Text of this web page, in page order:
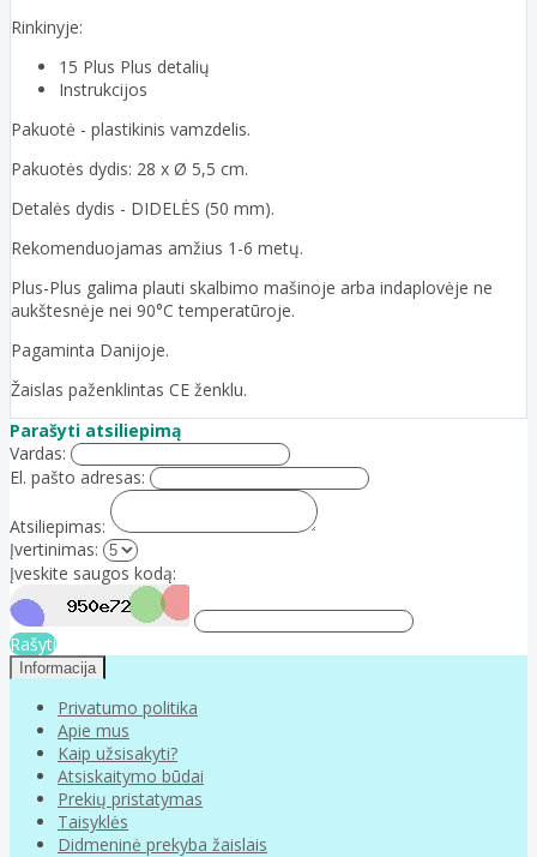
Rinkinyje:
15 Plus Plus detalių
Instrukcijos
Pakuotė - plastikinis vamzdelis.
Pakuotės dydis: 28 x Ø 5,5 cm.
Detalės dydis - DIDELĖS (50 mm).
Rekomenduojamas amžius 1-6 metų.
Plus-Plus galima plauti skalbimo mašinoje arba indaplovėje ne
aukštesnėje nei 90°C temperatūroje.
Pagaminta Danijoje.
Žaislas paženklintas CE ženklu.
Parašyti atsiliepimą
Vardas:
El. pašto adresas:
Atsiliepimas:
Įvertinimas:
Įveskite saugos kodą:
Rašyti
Informacija
Privatumo politika
Apie mus
Kaip užsisakyti?
Atsiskaitymo būdai
Prekių pristatymas
Taisyklės
Didmeninė prekyba žaislais